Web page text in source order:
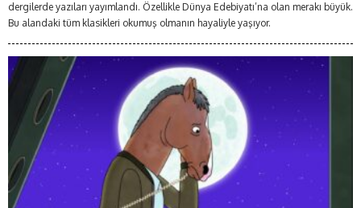
dergilerde yazıları yayımlandı. Özellikle Dünya Edebiyatı’na olan merakı büyük.
Bu alandaki tüm klasikleri okumuş olmanın hayaliyle yaşıyor.